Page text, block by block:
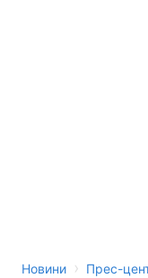
Новини › Прес-